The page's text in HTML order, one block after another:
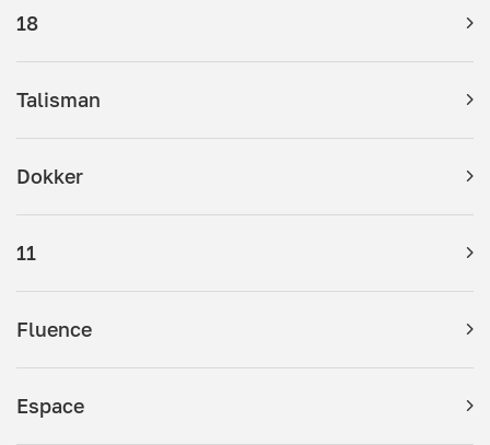
18
Talisman
Dokker
11
Fluence
Espace